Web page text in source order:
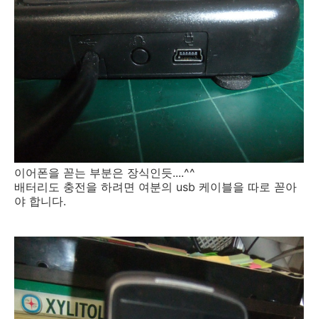
이어폰을 꼳는 부분은 장식인듯....^^
배터리도 충전을 하려면 여분의 usb 케이블을 따로 꼳아
야 합니다.